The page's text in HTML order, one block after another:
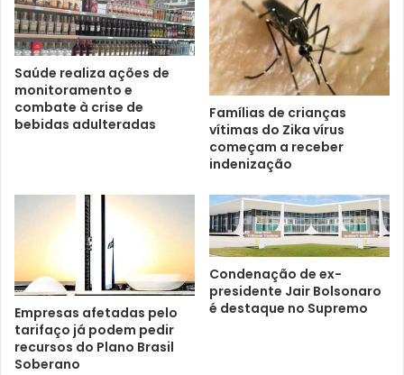
Saúde realiza ações de
monitoramento e
combate à crise de
bebidas adulteradas
Famílias de crianças
vítimas do Zika vírus
começam a receber
indenização
Empresas afetadas pelo
tarifaço já podem pedir
recursos do Plano Brasil
Soberano
Condenação de ex-
presidente Jair Bolsonaro
é destaque no Supremo